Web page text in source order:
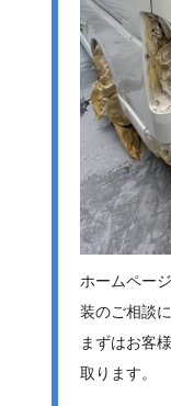
ホームペー
装のご相談
まずはお客
取ります。